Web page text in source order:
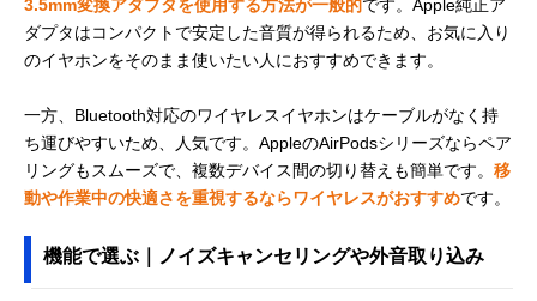
3.5mm変換アダプタを使用する方法が一般的です。Apple純正ア
ダプタはコンパクトで安定した音質が得られるため、お気に入り
のイヤホンをそのまま使いたい人におすすめできます。
一方、Bluetooth対応のワイヤレスイヤホンはケーブルがなく持
ち運びやすいため、人気です。AppleのAirPodsシリーズならペア
リングもスムーズで、複数デバイス間の切り替えも簡単です。 移
動や作業中の快適さを重視するならワイヤレスがおすすめです。
機能で選ぶ｜ノイズキャンセリングや外音取り込み